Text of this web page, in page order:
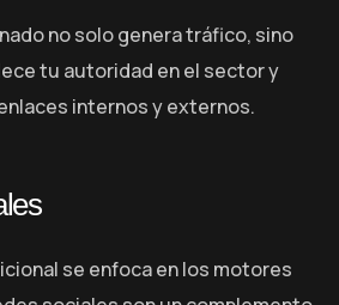
no solo genera tráfico, sino
tu autoridad en el sector y
internos y externos.
se enfoca en los motores